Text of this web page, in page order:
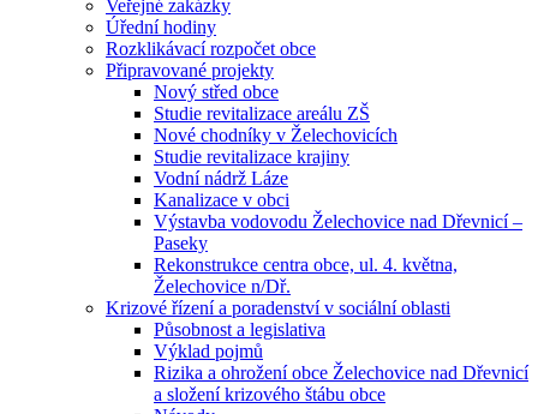
Veřejné zakázky
Úřední hodiny
Rozklikávací rozpočet obce
Připravované projekty
Nový střed obce
Studie revitalizace areálu ZŠ
Nové chodníky v Želechovicích
Studie revitalizace krajiny
Vodní nádrž Láze
Kanalizace v obci
Výstavba vodovodu Želechovice nad Dřevnicí –
Paseky
Rekonstrukce centra obce, ul. 4. května,
Želechovice n/Dř.
Krizové řízení a poradenství v sociální oblasti
Působnost a legislativa
Výklad pojmů
Rizika a ohrožení obce Želechovice nad Dřevnicí
a složení krizového štábu obce